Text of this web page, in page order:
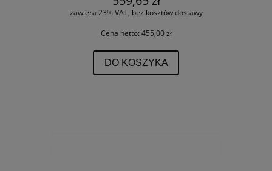
zawiera 23% VAT, bez kosztów dostawy
Cena netto: 455,00 zł
DO KOSZYKA